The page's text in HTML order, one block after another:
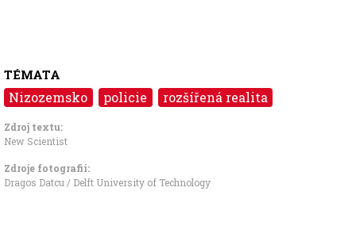
TÉMATA
Nizozemsko policie rozšířená realita
Zdroj textu:
New Scientist
Zdroje fotografii:
Dragos Datcu / Delft University of Technology